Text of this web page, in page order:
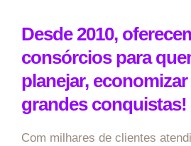
Desde 2010,
consórcios para
planejar, economizar
grandes conquistas!
Com milhares de clientes